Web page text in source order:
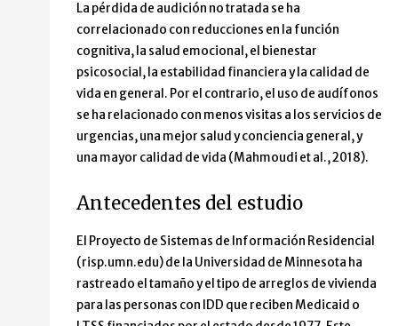
La pérdida de audición no tratada se ha
correlacionado con reducciones en la función
cognitiva, la salud emocional, el bienestar
psicosocial, la estabilidad financiera y la calidad de
vida en general. Por el contrario, el uso de audífonos
se ha relacionado con menos visitas a los servicios de
urgencias, una mejor salud y conciencia general, y
una mayor calidad de vida (Mahmoudi et al., 2018).
Antecedentes del estudio
El Proyecto de Sistemas de Información Residencial
(risp.umn.edu) de la Universidad de Minnesota ha
rastreado el tamaño y el tipo de arreglos de vivienda
para las personas con IDD que reciben Medicaid o